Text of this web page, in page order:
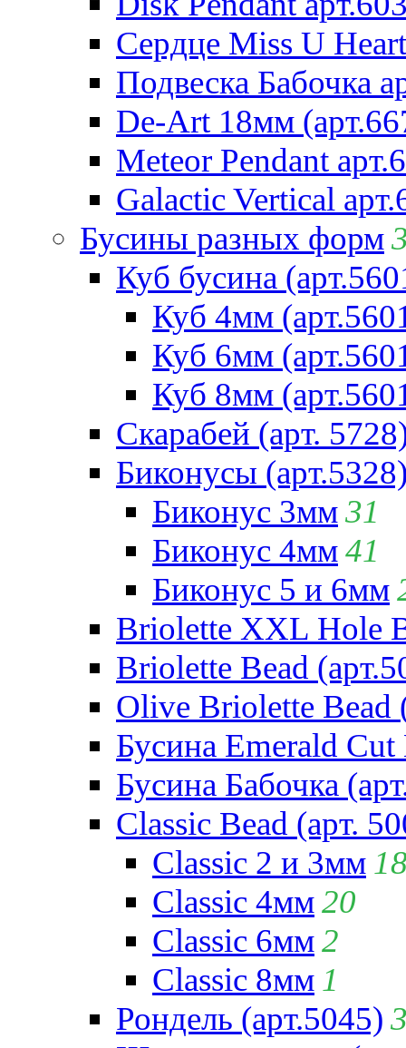
Сердце Miss U
Подвеска Бабочка
De-Art 18мм
Meteor Pendant
Galactic Vertical
Бусины разных форм
Куб бусина
Куб 4мм
Куб 6мм
Куб 8мм
Скарабей (арт.
Биконусы
Биконус 3мм31
Биконус 4мм41
Биконус 5 и 6мм
Briolette XXL Hole
Briolette Bead
Olive Briolette Bead
Бусина Emerald Cut
Бусина Бабочка
Classic Bead (арт.
Classic 2 и 3мм
Classic 4мм20
Classic 6мм2
Classic 8мм 1
Рондель (арт.5045)